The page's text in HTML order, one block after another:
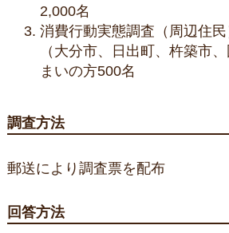
2,000名
消費行動実態調査（周辺住民
（大分市、日出町、杵築市
まいの方500名
調査方法
郵送により調査票を配布
回答方法